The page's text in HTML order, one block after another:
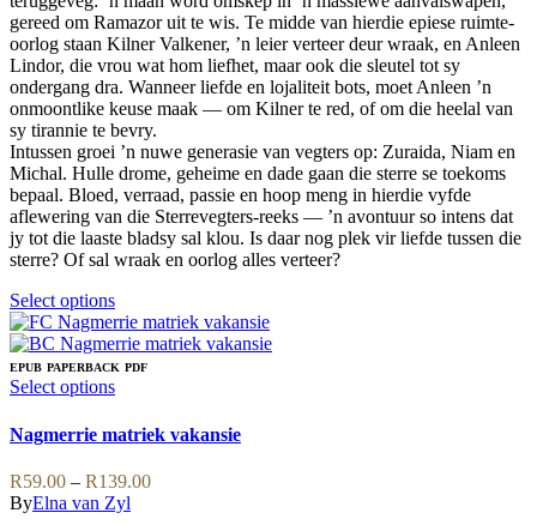
the
product
page
gereed om Ramazor uit te wis. Te midde van hierdie epiese ruimte-
oorlog staan Kilner Valkener, ’n leier verteer deur wraak, en Anleen
Lindor, die vrou wat hom liefhet, maar ook die sleutel tot sy
ondergang dra. Wanneer liefde en lojaliteit bots, moet Anleen ’n
onmoontlike keuse maak — om Kilner te red, of om die heelal van
sy tirannie te bevry.
Intussen groei ’n nuwe generasie van vegters op: Zuraida, Niam en
Michal. Hulle drome, geheime en dade gaan die sterre se toekoms
bepaal. Bloed, verraad, passie en hoop meng in hierdie vyfde
aflewering van die Sterrevegters-reeks — ’n avontuur so intens dat
jy tot die laaste bladsy sal klou. Is daar nog plek vir liefde tussen die
sterre? Of sal wraak en oorlog alles verteer?
Select optionsThis
product
has
multiple
variants.
options
be
chosen
on
EPUB PAPERBACK PDF
Select optionsThis
has
variants.
The
options
Nagmerrie matriek vakansie
R59.00 – R139.00Price
ByElna van Zyl